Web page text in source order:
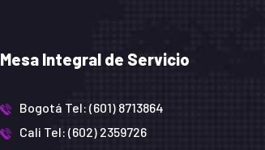
Mesa Integral de Servicio
Bogotá Tel: (601) 8713864
Cali Tel: (602) 2359726